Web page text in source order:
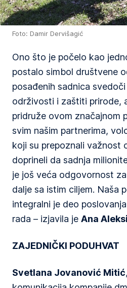
Foto: Damir Dervišagić
Ono što je počelo kao
postalo simbol društvene
posađenih sadnica
održivosti i zaštiti prirode,
pridruže ovom značajnom
svim našim partnerima,
koji su prepoznali važnost
doprineli da sadnja
je još veća odgovornost
dalje sa istim ciljem. Naša
integralni je deo
rada – izjavila je Ana
ZAJEDNIČKI PODUHVAT
Svetlana Jovanović Mitić